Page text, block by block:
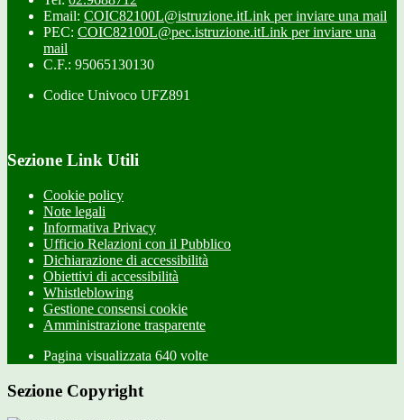
Email: COIC82100L@istruzione.itLink per inviare una mail
PEC: COIC82100L@pec.istruzione.itLink per inviare una
mail
C.F.: 95065130130
Codice Univoco UFZ891
Sezione Link Utili
Cookie policy
Note legali
Informativa Privacy
Ufficio Relazioni con il Pubblico
Dichiarazione di accessibilità
Obiettivi di accessibilità
Whistleblowing
Gestione consensi cookie
Amministrazione trasparente
Pagina visualizzata 640 volte
Sezione Copyright